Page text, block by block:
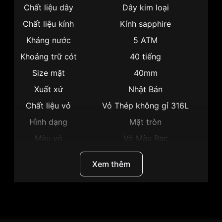
Chất liệu dây
Dây kim loại
Chất liệu kính
Kính sapphire
Kháng nước
5 ATM
Khoảng trữ cót
40 tiếng
Size mặt
40mm
Xuất xứ
Nhật Bản
Chất liệu vỏ
Vỏ Thép không gỉ 316L
Hình dạng
Mặt tròn
Màu vỏ
Vỏ Màu Bạc
Trẻ trung, Cá tính
Lịch thứ, Lịch ngày, Giờ, Phút,
Xem thêm